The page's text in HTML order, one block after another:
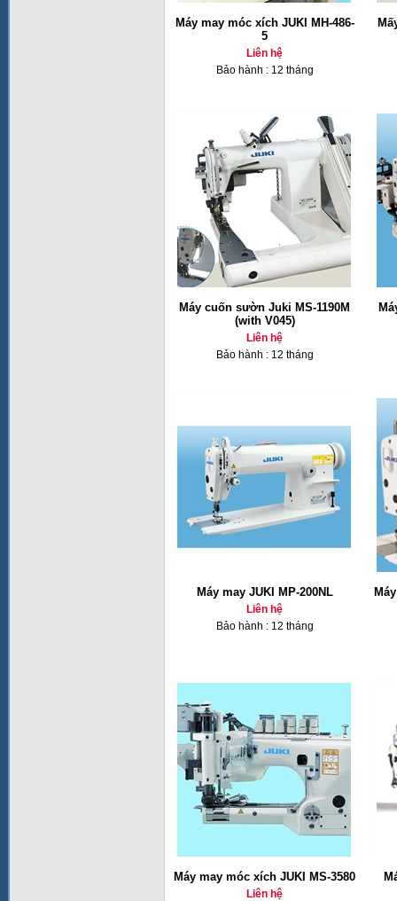
Máy may móc xích JUKI MH-486-
5
Liên hệ
Bảo hành : 12 tháng
Máy cuốn sườn Juki MS-1190M
(with V045)
Liên hệ
Bảo hành : 12 tháng
Máy may JUKI MP-200NL
Liên hệ
Bảo hành : 12 tháng
Máy may móc xích JUKI MS-3580
Liên hệ